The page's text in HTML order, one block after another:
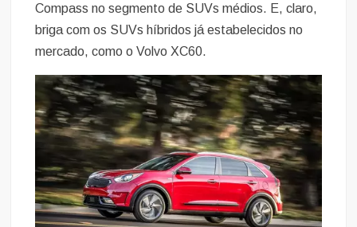
Compass no segmento de SUVs médios. E, claro,
briga com os SUVs híbridos já estabelecidos no
mercado, como o Volvo XC60.